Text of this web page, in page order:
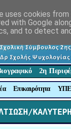
2η
Επικαιρότητα
uses cookies
with Google
and to detect